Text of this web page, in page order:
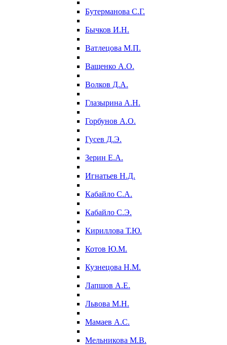
Бутерманова С.Г.
Бычков И.Н.
Ватлецова М.П.
Ващенко А.О.
Волков Д.А.
Глазырина А.Н.
Горбунов А.О.
Гусев Д.Э.
Зерин Е.А.
Игнатьев Н.Д.
Кабайло С.А.
Кабайло С.Э.
Кириллова Т.Ю.
Котов Ю.М.
Кузнецова Н.М.
Лапшов А.Е.
Львова М.Н.
Мамаев А.С.
Мельникова М.В.